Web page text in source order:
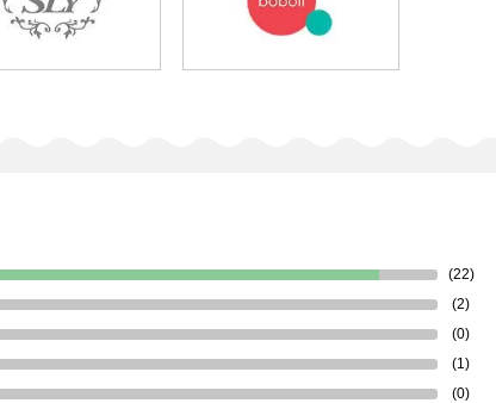
(22)
(2)
(0)
(1)
(0)